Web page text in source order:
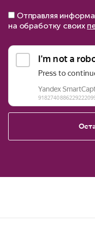
Отправляя
на обработку своих